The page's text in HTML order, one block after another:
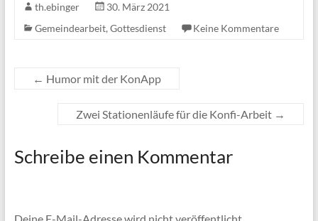
th.ebinger
30. März 2021
Gemeindearbeit, Gottesdienst Keine Kommentare
← Humor mit der KonApp
Zwei Stationenläufe für die Konfi-Arbeit →
Schreibe einen Kommentar